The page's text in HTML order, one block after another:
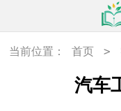
当前位置： 首页 >
汽车